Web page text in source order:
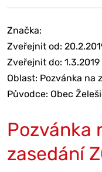
Značka:
Zveřejnit od:
Zveřejnit do: 1.3.2019
Oblast: Pozvánka na
Původce: Obec
Pozvánka
zasedání